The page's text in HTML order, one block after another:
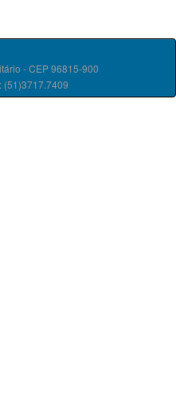
- CEP 96815-900
(51)3717.7409